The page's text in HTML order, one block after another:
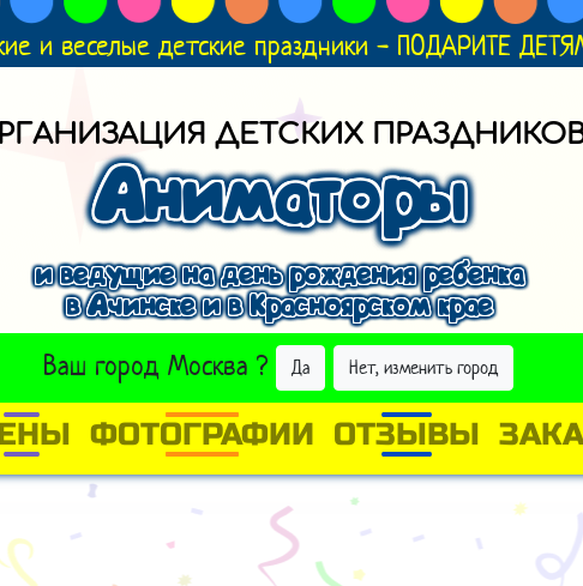
и веселые детские праздники - ПОДАРИТЕ
ДЕТСКИХ
Аниматоры
и ведущие на день рождения ребенка
в Ачинске и в Красноярском крае
Ваш город Москва ? Да Нет, изменить город
ВЫБРАТЬ ДРУГОЙ ГОРОД
ФОТОГРАФИИ ОТЗЫВЫ